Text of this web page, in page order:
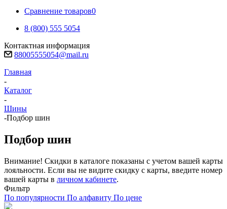
Сравнение товаров0
8 (800) 555 5054
Контактная информация
88005555054@mail.ru
Главная
-
Каталог
-
Шины
-Подбор шин
Подбор шин
Внимание! Скидки в каталоге показаны с учетом вашей карты
лояльности. Если вы не видите скидку с карты, введите номер
вашей карты в личном кабинете.
Фильтр
По популярности По алфавиту По цене